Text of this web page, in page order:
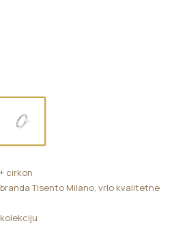
cirkon
Tisento Milano, vrlo kvalitetne